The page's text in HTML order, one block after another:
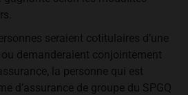
seraient cotitulaires d’une
ou demanderaient conjointement
la personne qui est
d’assurance de groupe du SPGQ